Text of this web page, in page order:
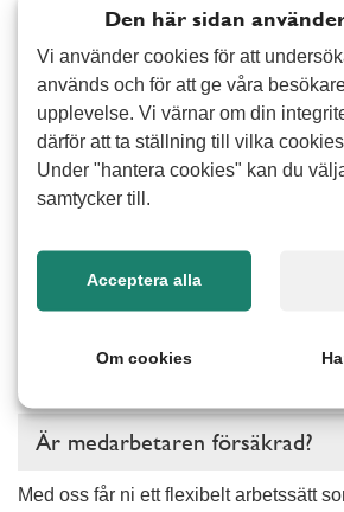
handlar det om att förstå ert nuläge
avlastning där den gör störst skillnad.
samarbete hittar vi ett arbetssätt som
oavsett om det är yttre
praktiskt stöd.
Vanliga frågor
Är ni kollektivanslutna?
Hur fungerar faktureringen?
Är medarbetaren försäkrad?
Med oss får ni ett flexibelt arbetssätt
Den här sidan
Vi använder cookies för att
används och för att ge våra
upplevelse. Vi värnar om din
därför att ta ställning till vilka
Under "hantera cookies" kan du
samtycker till.
Acceptera alla
Om cookies